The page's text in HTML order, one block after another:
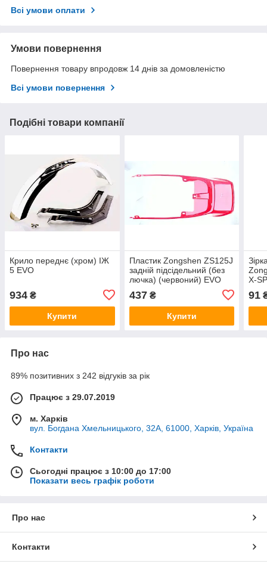
Всі умови оплати
Умови повернення
Повернення товару впродовж 14 днів за домовленістю
Всі умови повернення
Подібні товари компанії
Крило переднє (хром) ІЖ
5 EVO
934 ₴
Купити
Пластик Zongshen ZS125J
задній підсідельний (без
лючка) (червоний) EVO
437₴
Купити
X-
91
Про нас
89% позитивних з 242 відгуків за рік
Працює з 29.07.2019
м. Харків
вул. Богдана Хмельницького, 32А, 61000, Харків, Україна
Контакти
Сьогодні працює з 10:00 до 17:00
Показати весь графік роботи
Про нас
Контакти